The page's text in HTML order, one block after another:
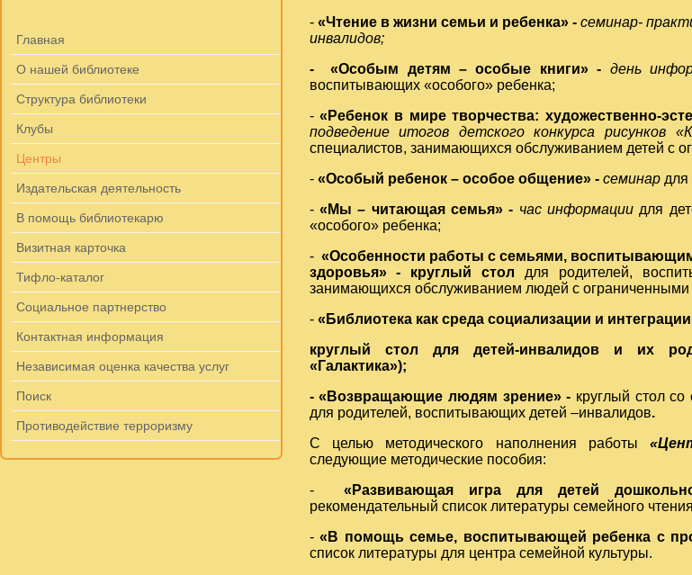
Главная
О нашей библиотеке
Структура библиотеки
Клубы
Центры
Издательская деятельность
В помощь библиотекарю
Визитная карточка
Тифло-каталог
Социальное партнерство
Контактная информация
Независимая оценка качества услуг
Поиск
Противодействие терроризму
- «Чтение в жизни семьи и ребенка»- семинар-
инвалидов;
- «Особым детям – особые книги» - день
воспитывающих «особого» ребенка;
-«Ребенок в мире творчества: художественно-
подведение итогов детского конкурса рисунков
специалистов, занимающихся обслуживанием детей с
- «Особый ребенок – особое общение» - семинардля
- «Мы – читающая семья» - час информации для
«особого» ребенка;
- «Особенности работы с семьями,
здоровья» - круглый стол для родителей,
занимающихся обслуживанием людей с ограниченными
- « Библиотека как среда социализации и
круглый стол для детей-инвалидов и их
«Галактика»);
-«Возвращающие людям зрение» - круглый стол
для родителей, воспитывающих детей –инвалидов.
С целью методического наполнения работы
следующие методические пособия:
-«Развивающая игра для детей
рекомендательный список литературы семейного
- «В помощь семье, воспитывающей ребенка с
список литературы для центра семейной культуры.